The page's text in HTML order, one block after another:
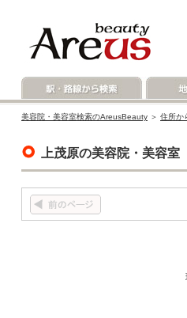
美容院・美容室検索のAreusBeauty ＞ 住所か
上茂原の美容院・美容室